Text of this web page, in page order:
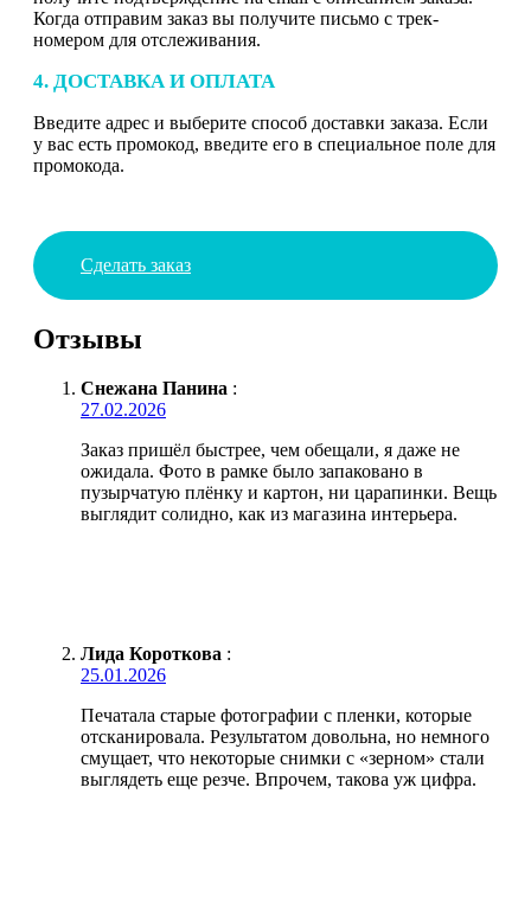
Когда отправим заказ вы получите письмо с трек-
номером для отслеживания.
4. ДОСТАВКА И ОПЛАТА
Введите адрес и выберите способ доставки заказа. Если
у вас есть промокод, введите его в специальное поле для
промокода.
Сделать заказ
Отзывы
Снежана Панина :
27.02.2026
Заказ пришёл быстрее, чем обещали, я даже не
ожидала. Фото в рамке было запаковано в
пузырчатую плёнку и картон, ни царапинки. Вещь
выглядит солидно, как из магазина интерьера.
Лида Короткова :
25.01.2026
Печатала старые фотографии с пленки, которые
отсканировала. Результатом довольна, но немного
смущает, что некоторые снимки с «зерном» стали
выглядеть еще резче. Впрочем, такова уж цифра.